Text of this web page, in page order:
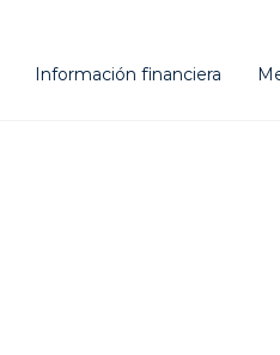
Información financiera